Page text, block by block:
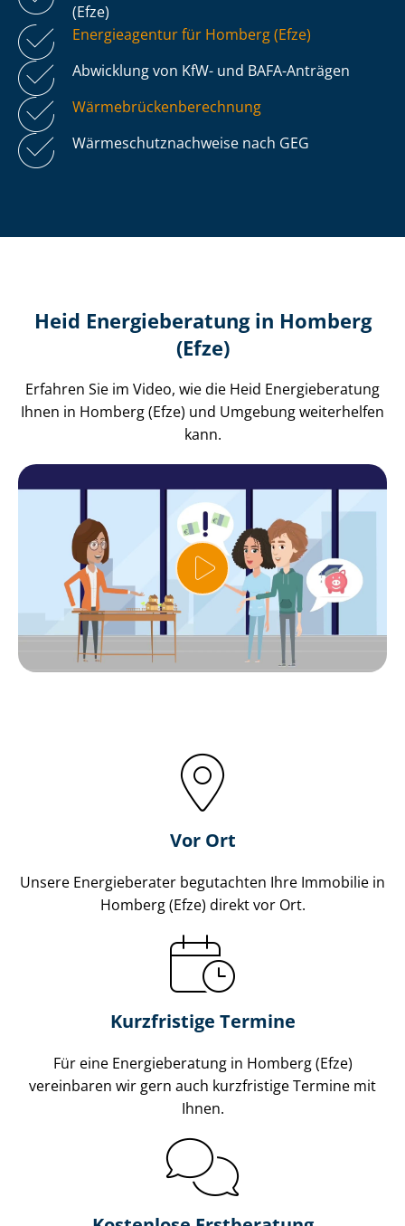
(Efze)
Energieagentur für Homberg (Efze)
Abwicklung von KfW- und BAFA-Anträgen
Wär­me­brü­cken­be­rech­nung
Wär­me­schutz­nach­wei­se nach GEG
Heid Energieberatung in Homberg
(Efze)
Erfahren Sie im Video, wie die Heid Energieberatung
Ihnen in Homberg (Efze) und Umgebung weiterhelfen
kann.
Vor Ort
Unsere Energieberater begutachten Ihre Immobilie in
Homberg (Efze) direkt vor Ort.
Kurzfristige Termine
Für eine Energieberatung in Homberg (Efze)
vereinbaren wir gern auch kurzfristige Termine mit
Ihnen.